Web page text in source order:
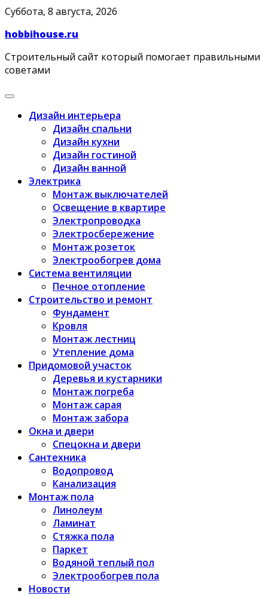
Skip
content
Суббота, 8 августа, 2026
hobbihouse.ru
Строительный сайт который помогает правильными
советами
Дизайн интерьера
Дизайн спальни
Дизайн кухни
Дизайн гостиной
Дизайн ванной
Электрика
Монтаж выключателей
Освещение в квартире
Электропроводка
Электросбережение
Монтаж розеток
Электрообогрев дома
Система вентиляции
Печное отопление
Строительство и ремонт
Фундамент
Кровля
Монтаж лестниц
Утепление дома
Придомовой участок
Деревья и кустарники
Монтаж погреба
Монтаж сарая
Монтаж забора
Окна и двери
Спецокна и двери
Сантехника
Водопровод
Канализация
Монтаж пола
Линолеум
Ламинат
Стяжка пола
Паркет
Водяной теплый пол
Электрообогрев пола
Новости